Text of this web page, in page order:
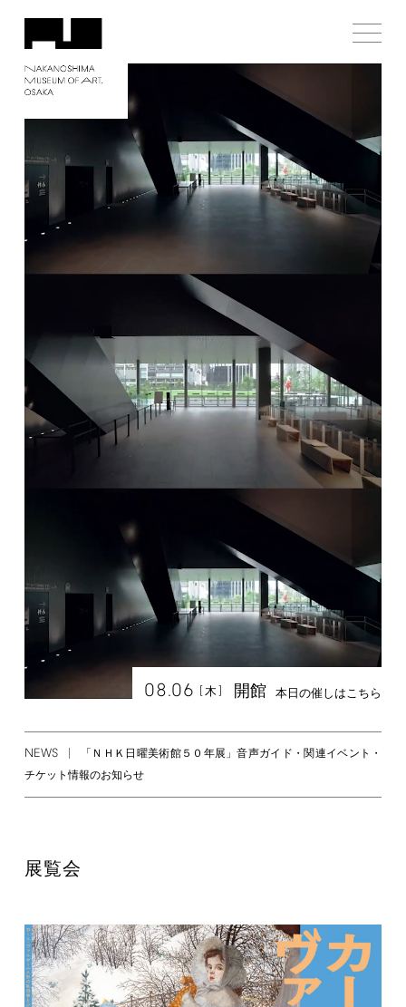
08.06 [木 ] 開館 本日の催しはこちら
NEWS
「ＮＨＫ日曜美術館５０年展」音声ガイド・関連イベント・
チケット情報のお知らせ
展覧会